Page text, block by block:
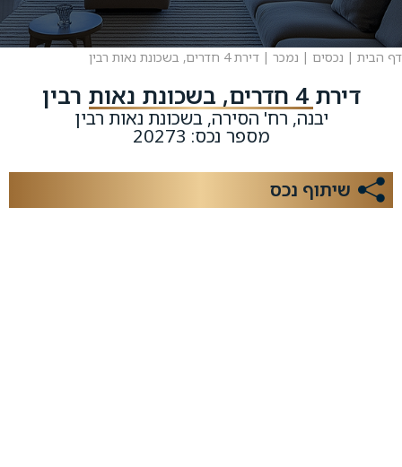
דף הבית | נכסים | נמכר | דירת 4 חדרים, בשכונת נאות רבין
דירת 4 חדרים, בשכונת נאות רבין
יבנה, רח' הסירה, בשכונת נאות רבין
מספר נכס: 20273
שיתוף נכס